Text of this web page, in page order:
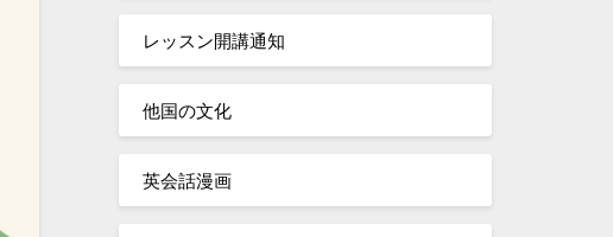
レッスン開講通知
他国の文化
英会話漫画